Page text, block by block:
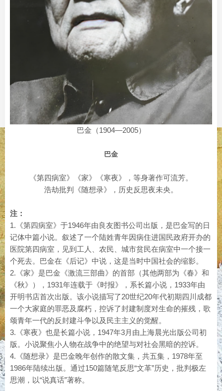
巴金（1904—2005）
巴金
《第四病室》《家》《寒夜》，等身著作可流芳。
浩劫批判《随想录》，历史反思夜未央。
注：
1.《第四病室》于1946年由良友图书公司出版，是巴金写的日
记体中篇小说。叙述了一个陆姓青年因病住进国民政府开办的
医院第四病室，见到工人、农民、城市贫民在病室中一个接一
个死去。巴金在《后记》中说，这是当时中国社会的缩影。
2.《家》是巴金《激流三部曲》的首部（其他两部为《春》和
《秋》），1931年连载于《时报》，系长篇小说，1933年由
开明书店首次出版。该小说描写了20世纪20年代初期四川成都
一个大家庭的罪恶及腐朽，控诉了封建制度对生命的摧残，歌
颂青年一代的反封建斗争以及民主主义的觉醒。
3.《寒夜》也是长篇小说，1947年3月由上海晨光出版公司初
版。小说聚焦小人物在战争中的绝望与对社会黑暗的控诉。
4.《随想录》是巴金晚年创作的散文集，共五集，1978年至
1986年陆续出版。通过150篇随笔反思“文革”历史，批判极左
思潮，以“说真话”著称。